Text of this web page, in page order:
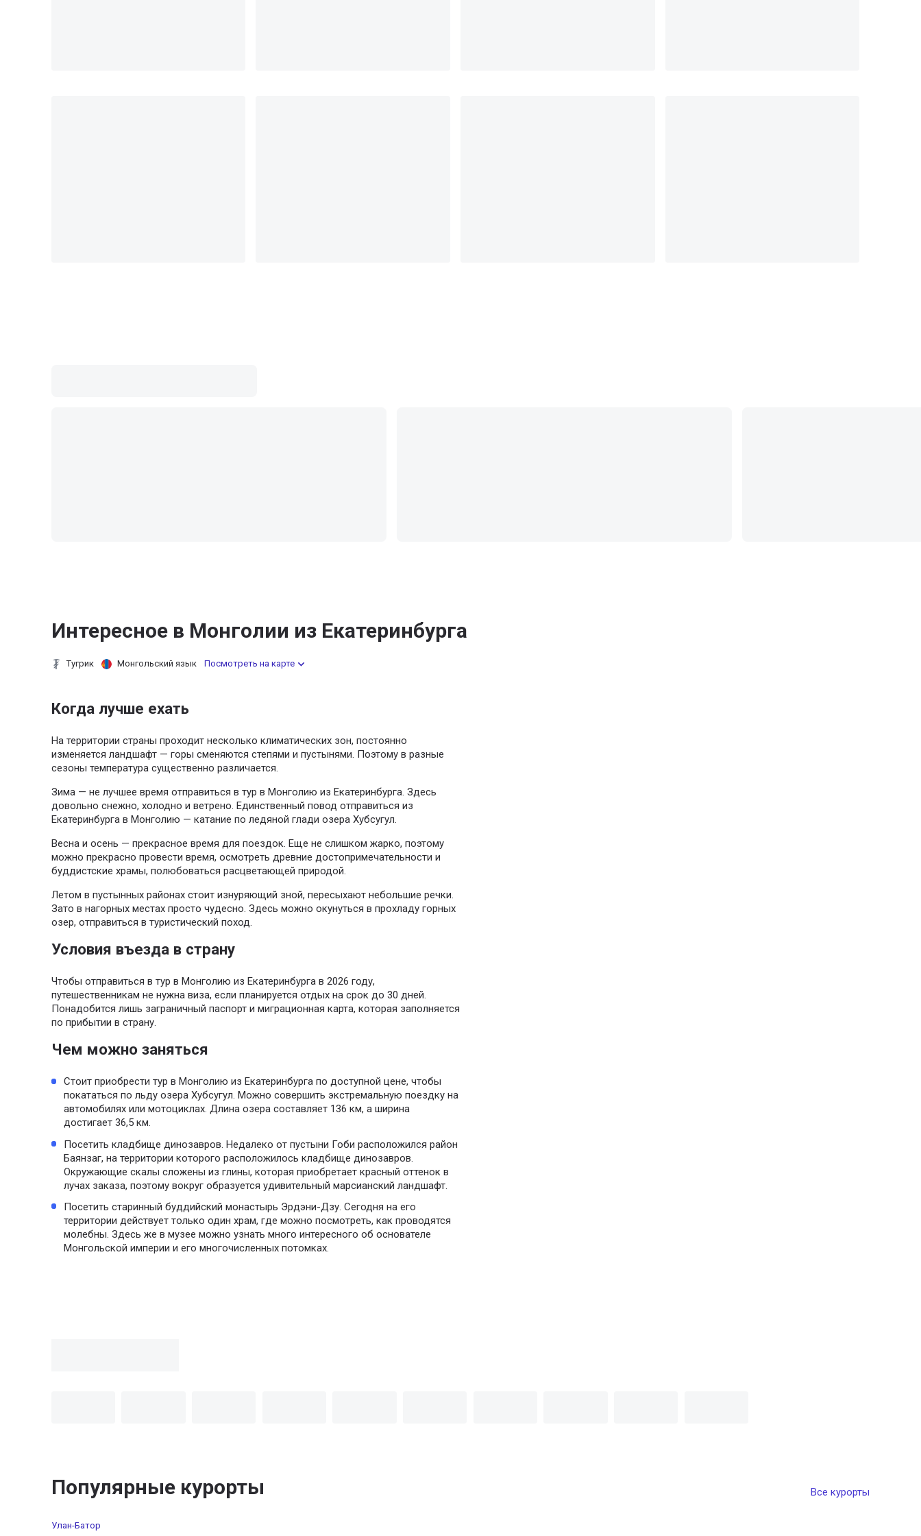
Интересное в Монголии из Екатеринбурга
Тугрик Монгольский язык Посмотреть на карте
Когда лучше ехать
На территории страны проходит несколько климатических зон, постоянно
изменяется ландшафт — горы сменяются степями и пустынями. Поэтому в разные
сезоны температура существенно различается.
Зима — не лучшее время отправиться в тур в Монголию из Екатеринбурга. Здесь
довольно снежно, холодно и ветрено. Единственный повод отправиться из
Екатеринбурга в Монголию — катание по ледяной глади озера Хубсугул.
Весна и осень — прекрасное время для поездок. Еще не слишком жарко, поэтому
можно прекрасно провести время, осмотреть древние достопримечательности и
буддистские храмы, полюбоваться расцветающей природой.
Летом в пустынных районах стоит изнуряющий зной, пересыхают небольшие речки.
Зато в нагорных местах просто чудесно. Здесь можно окунуться в прохладу горных
озер, отправиться в туристический поход.
Условия въезда в страну
Чтобы отправиться в тур в Монголию из Екатеринбурга в 2026 году,
путешественникам не нужна виза, если планируется отдых на срок до 30 дней.
Понадобится лишь заграничный паспорт и миграционная карта, которая заполняется
по прибытии в страну.
Чем можно заняться
Стоит приобрести тур в Монголию из Екатеринбурга по доступной цене, чтобы
покататься по льду озера Хубсугул. Можно совершить экстремальную поездку на
автомобилях или мотоциклах. Длина озера составляет 136 км, а ширина
достигает 36,5 км.
Посетить кладбище динозавров. Недалеко от пустыни Гоби расположился район
Баянзаг, на территории которого расположилось кладбище динозавров.
Окружающие скалы сложены из глины, которая приобретает красный оттенок в
лучах заказа, поэтому вокруг образуется удивительный марсианский ландшафт.
Посетить старинный буддийский монастырь Эрдэни-Дзу. Сегодня на его
территории действует только один храм, где можно посмотреть, как проводятся
молебны. Здесь же в музее можно узнать много интересного об основателе
Монгольской империи и его многочисленных потомках.
Популярные курорты Все курорты
Улан-Батор